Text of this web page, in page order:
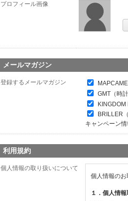
プロフィール画像
メールマガジン
登録するメールマガジン
GMT（時計
KINGDOM
BRILLER
キャンペーン
利用規約
個人情報の取り扱いについて
個人情報の
１．個人情